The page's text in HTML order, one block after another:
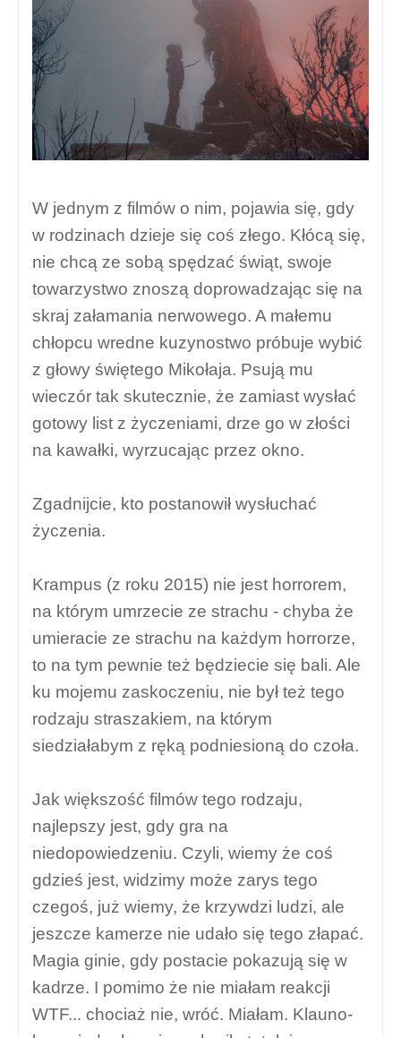
W jednym z filmów o nim, pojawia się, gdy
w rodzinach dzieje się coś złego. Kłócą się,
nie chcą ze sobą spędzać świąt, swoje
towarzystwo znoszą doprowadzając się na
skraj załamania nerwowego. A małemu
chłopcu wredne kuzynostwo próbuje wybić
z głowy świętego Mikołaja. Psują mu
wieczór tak skutecznie, że zamiast wysłać
gotowy list z życzeniami, drze go w złości
na kawałki, wyrzucając przez okno.
Zgadnijcie, kto postanowił wysłuchać
życzenia.
Krampus (z roku 2015) nie jest horrorem,
na którym umrzecie ze strachu - chyba że
umieracie ze strachu na każdym horrorze,
to na tym pewnie też będziecie się bali. Ale
ku mojemu zaskoczeniu, nie był też tego
rodzaju straszakiem, na którym
siedziałabym z ręką podniesioną do czoła.
Jak większość filmów tego rodzaju,
najlepszy jest, gdy gra na
niedopowiedzeniu. Czyli, wiemy że coś
gdzieś jest, widzimy może zarys tego
czegoś, już wiemy, że krzywdzi ludzi, ale
jeszcze kamerze nie udało się tego złapać.
Magia ginie, gdy postacie pokazują się w
kadrze. I pomimo że nie miałam reakcji
WTF... chociaż nie, wróć. Miałam. Klauno-